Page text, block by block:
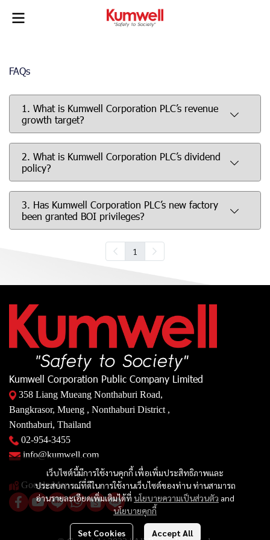
FAQs
1. What is Kumwell Corporation PLC’s revenue
growth target?
2. What is Kumwell Corporation PLC’s dividend
policy?
3. Has Kumwell Corporation PLC’s new factory
been granted BOI privileges?
1
เว็บไซต์นี้มีการใช้งานคุกกี้ เพื่อเพิ่มประสิทธิภาพและ
ประสบการณ์ที่ดีในการใช้งานเว็บไซต์ของท่าน ท่านสามารถ
อ่านรายละเอียดเพิ่มเติมได้ที่ นโยบายความเป็นส่วนตัว and
นโยบายคุกกี้
Set Cookies Accept All
Kumwell Corporation Public Company Limited
358 Liang Mueang Nonthaburi Road,
Bangkrasor, Mueng , Nonthaburi District ,
Nonthaburi, Thailand
02-954-3455
info@kumwell.com
Google Map